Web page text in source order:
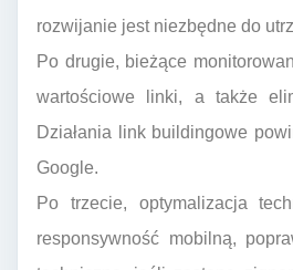
rozwijanie jest niezbędne do
Po drugie, bieżące
wartościowe linki, a także
Działania link buildingowe
Google.
Po trzecie, optymalizacja
responsywność mobilną,